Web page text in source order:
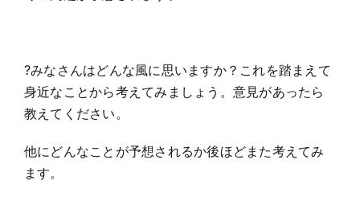
?みなさんはどんな風に思いますか？これを踏まえて
身近なことから考えてみましょう。意見があったら
教えてください。
他にどんなことが予想されるか後ほどまた考えてみ
ます。